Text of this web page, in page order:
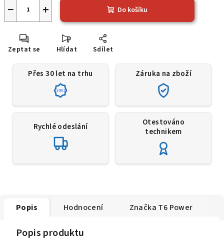
+
− Do košíku
Zeptat se Hlídat Sdílet
Přes 30 let na trhu
1991
Záruka na zboží
Rychlé odeslání
Otestováno
technikem
Popis Hodnocení Značka T6 Power
Popis produktu